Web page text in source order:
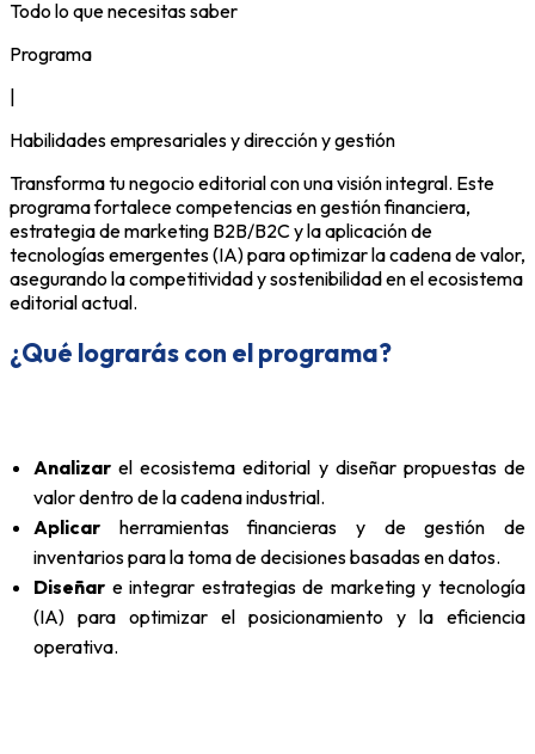
Todo lo que necesitas saber
Programa
|
Habilidades empresariales y dirección y gestión
Transforma tu negocio editorial con una visión integral. Este
programa fortalece competencias en gestión financiera,
estrategia de marketing B2B/B2C y la aplicación de
tecnologías emergentes (IA) para optimizar la cadena de valor,
asegurando la competitividad y sostenibilidad en el ecosistema
editorial actual.
¿Qué lograrás con el programa?
Analizarel ecosistema editorial y diseñar propuestas de
valor dentro de la cadena industrial.
Aplicar herramientas financieras y de gestión de
inventarios para la toma de decisiones basadas en datos.
Diseñar e integrar estrategias de marketing y tecnología
(IA) para optimizar el posicionamiento y la eficiencia
operativa.